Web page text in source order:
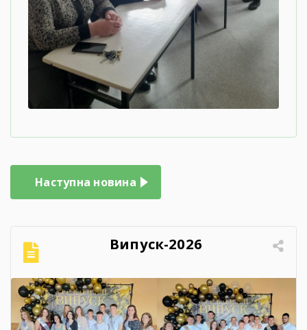
Навігація
записів
Наступна новина
Випуск-2026